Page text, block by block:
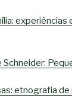
etnografia de